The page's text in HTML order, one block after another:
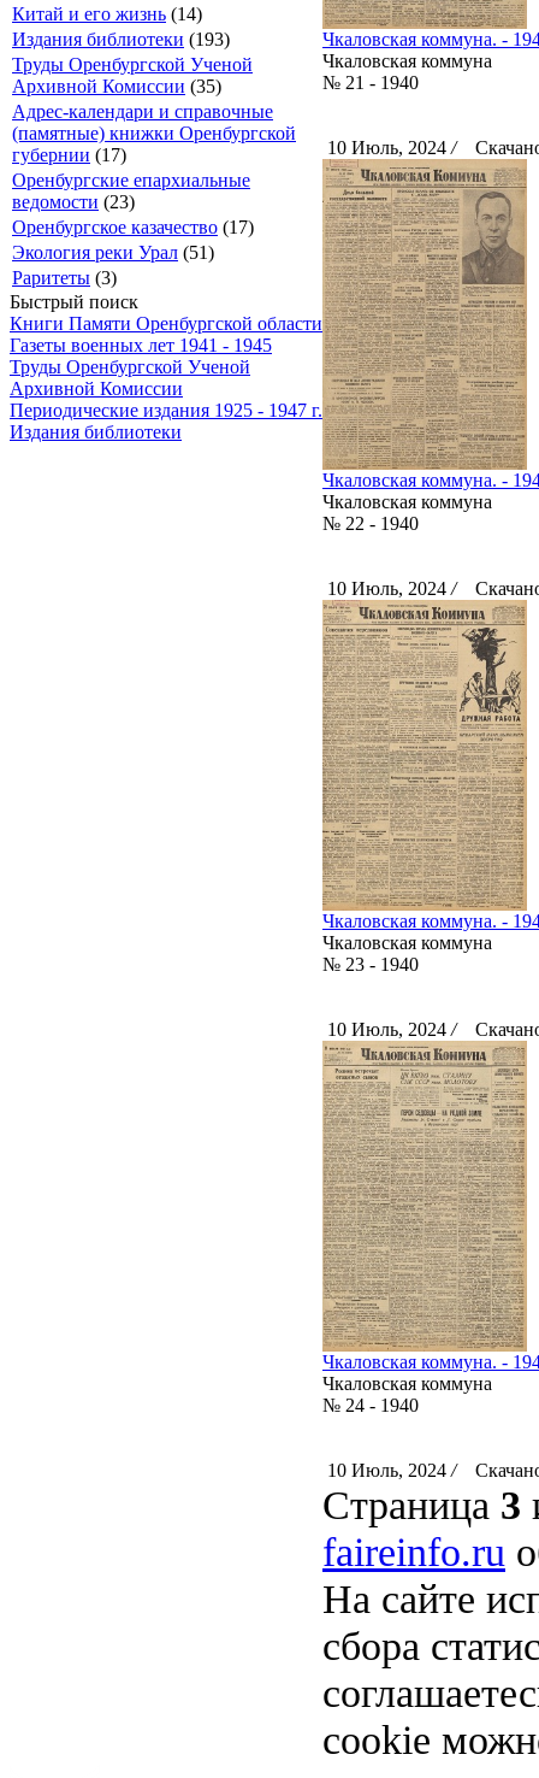
Китай и его жизнь (14)
Издания библиотеки (193)
Труды Оренбургской Ученой
Архивной Комиссии (35)
Адрес-календари и справочные
(памятные) книжки Оренбургской
губернии (17)
Оренбургские епархиальные
ведомости (23)
Оренбургское казачество (17)
Экология реки Урал (51)
Раритеты (3)
Быстрый поиск
Книги Памяти Оренбургской области
Газеты военных лет 1941 - 1945
Труды Оренбургской Ученой
Архивной Комиссии
Периодические издания 1925 - 1947 г.
Издания библиотеки
Чкаловская коммуна. -
Чкаловская коммуна
№ 21 - 1940
10 Июль, 2024 /
Чкаловская коммуна. -
Чкаловская коммуна
№ 22 - 1940
10 Июль, 2024 /
Чкаловская коммуна. -
Чкаловская коммуна
№ 23 - 1940
10 Июль, 2024 /
Чкаловская коммуна. -
Чкаловская коммуна
№ 24 - 1940
10 Июль, 2024 /
Страница 3
faireinfo.ru
На сайте
сбора
cookie